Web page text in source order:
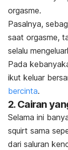
orgasme.
Pasalnya,
saat orgasme,
selalu
Pada
ikut keluar
bercinta.
2. Cairan
Selama ini
squirt sama
dari saluran